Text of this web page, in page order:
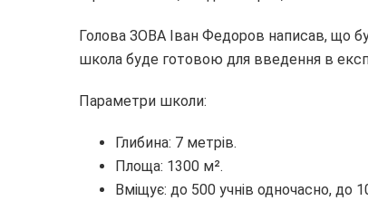
Голова ЗОВА Іван Федоров написав, що
школа буде готовою для введення в
Параметри школи:
Глибина: 7 метрів.
Площа: 1300 м².
Вміщує: до 500 учнів одночасно, до